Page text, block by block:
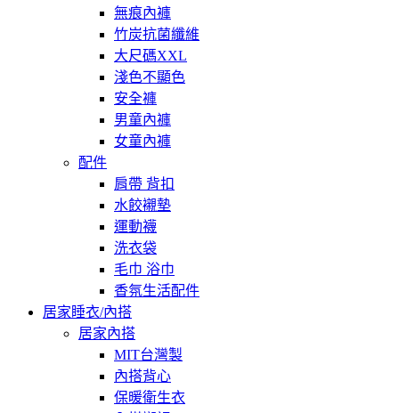
無痕內褲
竹炭抗菌纖維
大尺碼XXL
淺色不顯色
安全褲
男童內褲
女童內褲
配件
肩帶 背扣
水餃襯墊
運動襪
洗衣袋
毛巾 浴巾
香氛生活配件
居家睡衣/內搭
居家內搭
MIT台灣製
內搭背心
保暖衛生衣